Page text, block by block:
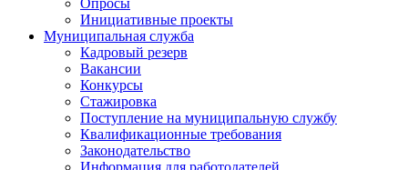
Опросы
Инициативные проекты
Муниципальная служба
Кадровый резерв
Вакансии
Конкурсы
Стажировка
Поступление на муниципальную службу
Квалификационные требования
Законодательство
Информация для работодателей